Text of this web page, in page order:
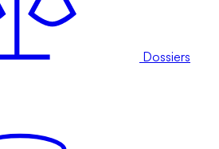
Dossiers